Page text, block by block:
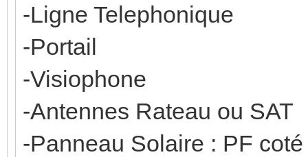
-Ligne Telephonique
-Portail
-Visiophone
-Antennes Rateau ou SAT
-Panneau Solaire : PF